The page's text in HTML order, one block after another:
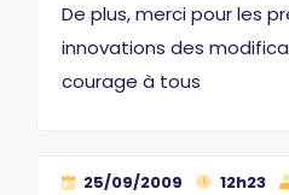
De plus, merci pour les
innovations des
courage à tous
25/09/2009 12h23